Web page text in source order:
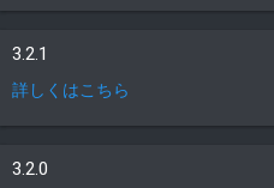
3.2.1
詳しくはこちら
3.2.0